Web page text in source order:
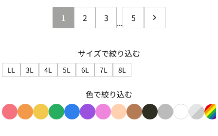
1 2 3 ... 5
サイズで絞り込む
LL
サイズで絞り込み: LL
3L
サイズで絞り込み: 3L
4L
サイズで絞り込み: 4L
5L
サイズで絞り込み: 5L
6L
サイズで絞り込み: 6L
7L
サイズで絞り込み: 7L
8L
サイズで絞り込み: 8L
色で絞り込む